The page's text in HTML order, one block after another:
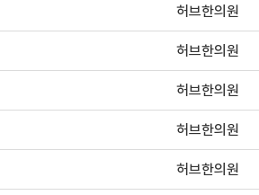
허브한의원
허브한의원
허브한의원
허브한의원
허브한의원